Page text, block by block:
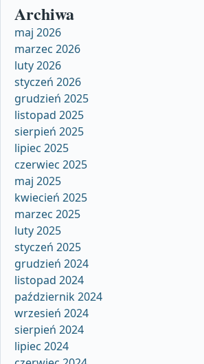
Archiwa
maj 2026
marzec 2026
luty 2026
styczeń 2026
grudzień 2025
listopad 2025
sierpień 2025
lipiec 2025
czerwiec 2025
maj 2025
kwiecień 2025
marzec 2025
luty 2025
styczeń 2025
grudzień 2024
listopad 2024
październik 2024
wrzesień 2024
sierpień 2024
lipiec 2024